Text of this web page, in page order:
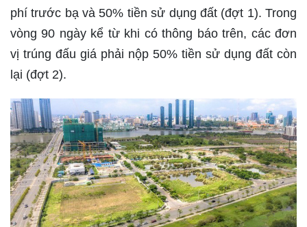
phí trước bạ và 50% tiền sử dụng đất (đợt 1). Trong
vòng 90 ngày kể từ khi có thông báo trên, các đơn
vị trúng đấu giá phải nộp 50% tiền sử dụng đất còn
lại (đợt 2).